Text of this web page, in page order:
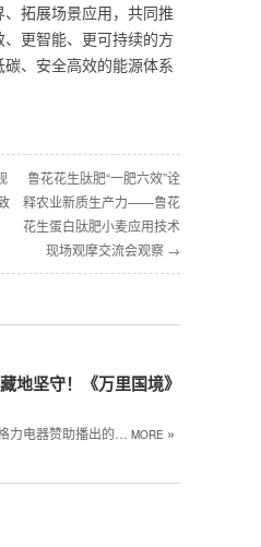
拓展场景应用，共同推
更智能、更可持续的方
、安全高效的能源体系
鲁花花生肽肥“一肥六效”诠
释农业新质生产力——鲁花
花生蛋白肽肥小麦应用技术
现场观摩交流会观察 →
地坚守！《万里国境》
力电器赞助播出的… MORE »